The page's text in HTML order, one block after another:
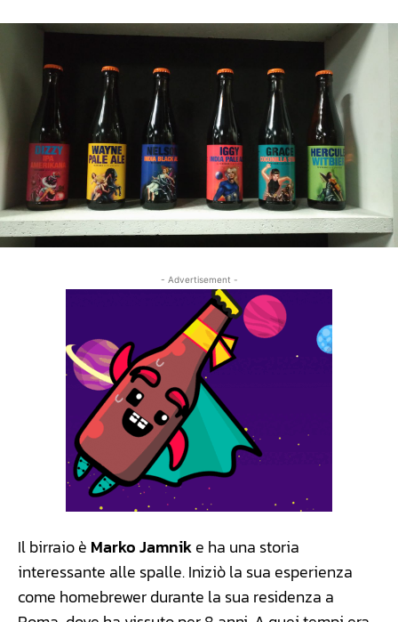
- Advertisement -
Il birraio è Marko Jamnike ha una storia
interessante alle spalle. Iniziò la sua esperienza
come homebrewer durante la sua residenza a